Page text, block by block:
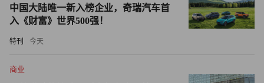
中国大陆唯一新入榜企业，奇瑞汽车首
入《财富》世界500强！
特刊 今天
商业